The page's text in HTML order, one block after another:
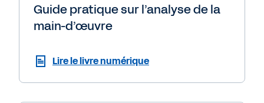
Guide pratique sur l’analyse de la
main-d’œuvre
Lire le livre numérique